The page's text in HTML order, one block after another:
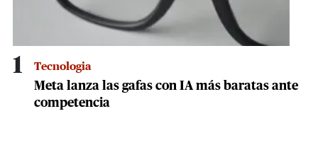
1 Tecnologia
Meta lanza las gafas con IA más baratas ante
competencia